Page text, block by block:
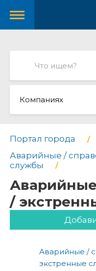
Компаниях
Портал города
Аварийные /
службы
/
Аварийные /
экстренные